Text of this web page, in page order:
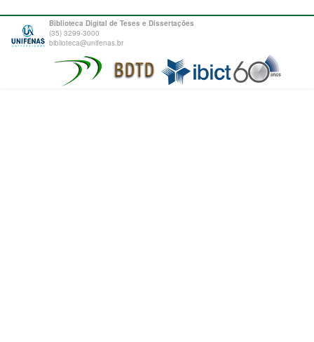
Biblioteca Digital de Teses e Dissertações
(35) 3299-3000
biblioteca@unifenas.br